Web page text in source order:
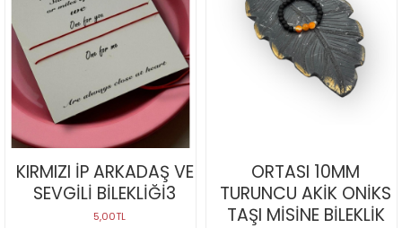
KIRMIZI İP ARKADAŞ VE
SEVGİLİ BİLEKLİĞİ3
5,00TL
ORTASI 10MM
TURUNCU AKİK ONİKS
TAŞI MİSİNE BİLEKLİK